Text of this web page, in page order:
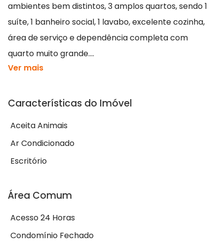
ambientes bem distintos, 3 amplos quartos, sendo 1
suíte, 1 banheiro social, 1 lavabo, excelente cozinha,
área de serviço e dependência completa com
quarto muito grande....
Ver mais
Características do Imóvel
Aceita Animais
Ar Condicionado
Escritório
Área Comum
Acesso 24 Horas
Condomínio Fechado